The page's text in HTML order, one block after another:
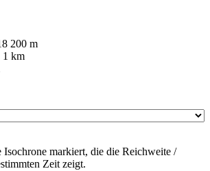
200 m
1 km
markiert, die die Reichweite /
Zeit zeigt.